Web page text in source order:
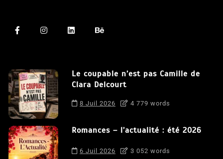
Le coupable n’est pas Camille de
Clara Delcourt
8 Juil 2026 4 779 words
Romances – l’actualité : été 2026
6 Juil 2026 3 052 words